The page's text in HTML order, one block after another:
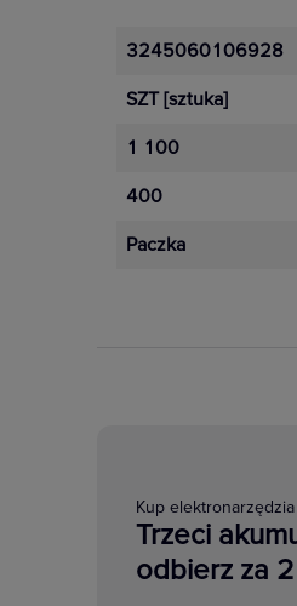
3245060106928
SZT [sztuka]
1 100
400
Paczka
Kup
Trzeci
odbierz za 2